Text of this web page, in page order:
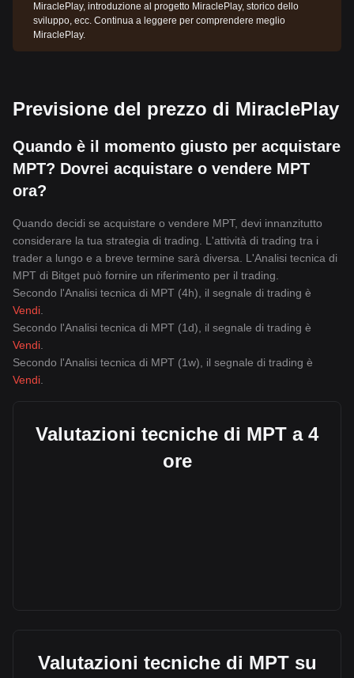
MiraclePlay, introduzione al progetto MiraclePlay, storico dello
sviluppo, ecc. Continua a leggere per comprendere meglio
MiraclePlay.
Previsione del prezzo di MiraclePlay
Quando è il momento giusto per acquistare
MPT? Dovrei acquistare o vendere MPT
ora?
Quando decidi se acquistare o vendere MPT, devi innanzitutto
considerare la tua strategia di trading. L'attività di trading tra i
trader a lungo e a breve termine sarà diversa. L'Analisi tecnica di
MPT di Bitget può fornire un riferimento per il trading.
Secondo l'Analisi tecnica di MPT (4h), il segnale di trading è
Vendi
Secondo l'Analisi tecnica di MPT (1d), il segnale di trading è
Vendi
Secondo l'Analisi tecnica di MPT (1w), il segnale di trading è
Vendi
Valutazioni tecniche di MPT a 4
ore
Valutazioni tecniche di MPT su